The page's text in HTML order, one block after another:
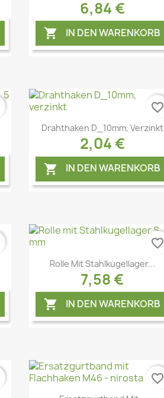
6,84 €
 IN DEN WARENKORB
Drahthaken D_10mm, Verzinkt
2,04 €
 IN DEN WARENKORB
favorite_border
Vorschau
Rolle Mit Stahlkugellager...
7,58 €
 IN DEN WARENKORB
favorite_border
favorite_border